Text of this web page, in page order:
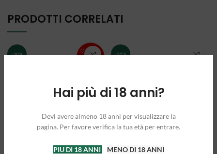
Hai più di 18 anni?
Devi avere almeno 18 anni per visualizzare la
pagina. Per favore verifica la tua età per entrare.
PIU DI 18 ANNI MENO DI 18 ANNI
PRODOTTI CORRELATI
-30% -35%